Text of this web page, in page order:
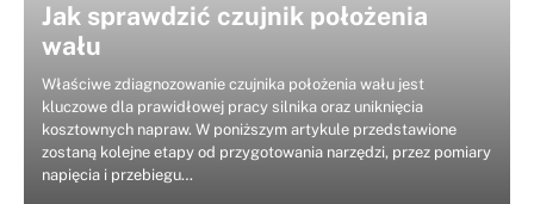
Jak sprawdzić czujnik położenia
wału
Właściwe zdiagnozowanie czujnika położenia wału jest
kluczowe dla prawidłowej pracy silnika oraz uniknięcia
kosztownych napraw. W poniższym artykule przedstawione
zostaną kolejne etapy od przygotowania narzędzi, przez pomiary
napięcia i przebiegu…